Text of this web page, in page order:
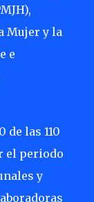
Mujer y la
e
de las 110
el periodo
y